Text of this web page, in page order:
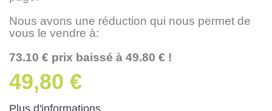
Nous avons une réduction qui nous permet de
vous le vendre à:
73.10 € prix baissé à 49.80 € !
49,80 €
Plus d'informations